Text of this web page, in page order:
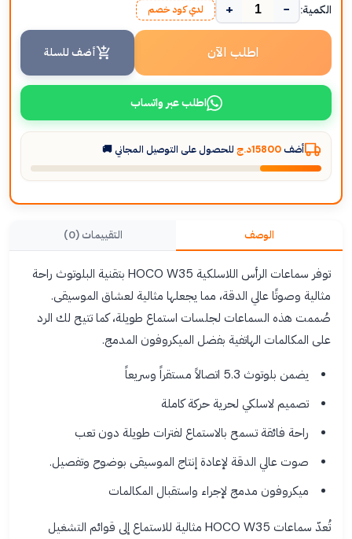
الكمية: −
+ لدي كود خصم
اطلب الآن أضف للسلة
اطلب عبر واتساب
أضف 15800د.ج للحصول على التوصيل المجاني 🚚
الوصف التقييمات (0)
توفر سماعات الرأس اللاسلكية HOCO W35 بتقنية البلوتوث راحة
مثالية وصوتًا عالي الدقة، مما يجعلها مثالية لعشاق الموسيقى.
صُممت هذه السماعات لجلسات استماع طويلة، كما تتيح لك الرد
على المكالمات الهاتفية بفضل الميكروفون المدمج.
يضمن بلوتوث 5.3 اتصالاً مستقراً وسريعاً
تصميم لاسلكي لحرية حركة كاملة
راحة فائقة تسمح بالاستماع لفترات طويلة دون تعب
صوت عالي الدقة لإعادة إنتاج الموسيقى بوضوح وتفصيل.
ميكروفون مدمج لإجراء واستقبال المكالمات
تُعدّ سماعات HOCO W35 مثالية للاستماع إلى قوائم التشغيل